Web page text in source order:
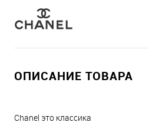
ОПИСАНИЕ ТОВАРА
Chanel это классика